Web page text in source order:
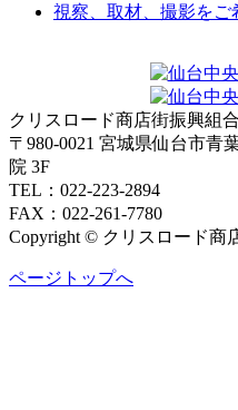
視察、取材、撮影をご
クリスロード商店街振興組合
〒980-0021 宮城県仙台市青
院 3F
TEL：022-223-2894
FAX：022-261-7780
Copyright © クリスロード商
ページトップへ